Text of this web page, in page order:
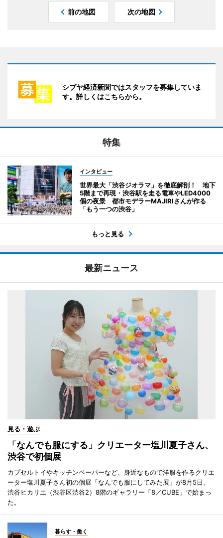
前の地図 次の地図
シブヤ経済新聞ではスタッフを募集していま
す。詳しくはこちらから。
特集
インタビュー
世界最大「渋谷ジオラマ」を徹底解剖！ 地下
5階まで再現・渋谷駅を走る電車やLED4000
個の夜景 都市モデラーMAJIRIさんが作る
「もう一つの渋谷」
もっと見る
最新ニュース
見る・遊ぶ
「なんでも服にする」クリエーター塩川夏子さん、
渋谷で初個展
カプセルトイやキッチンペーパーなど、身近なもので洋服を作るクリエ
ーター塩川夏子さん初の個展「なんでも服にしてみた展」が8月5日、
渋谷ヒカリエ（渋谷区渋谷2）8階のギャラリー「8／CUBE」で始まっ
た。
暮らす・働く